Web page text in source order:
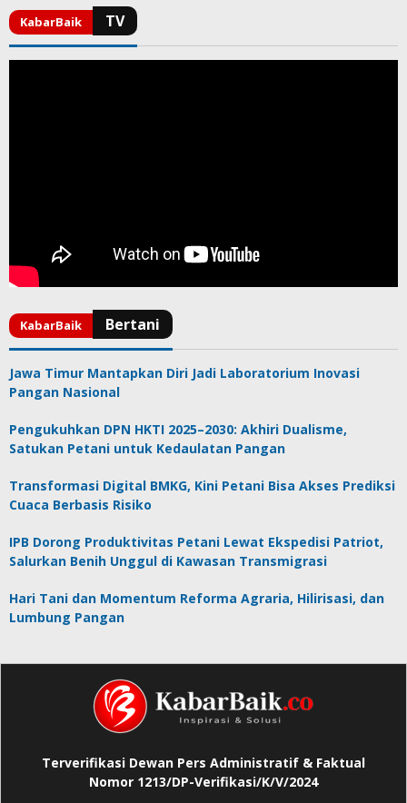
Jawa Timur Mantapkan Diri Jadi Laboratorium Inovasi
Pangan Nasional
Pengukuhkan DPN HKTI 2025–2030: Akhiri Dualisme,
Satukan Petani untuk Kedaulatan Pangan
Transformasi Digital BMKG, Kini Petani Bisa Akses Prediksi
Cuaca Berbasis Risiko
IPB Dorong Produktivitas Petani Lewat Ekspedisi Patriot,
Salurkan Benih Unggul di Kawasan Transmigrasi
Hari Tani dan Momentum Reforma Agraria, Hilirisasi, dan
Lumbung Pangan
Terverifikasi Dewan Pers Administratif & Faktual
Nomor 1213/DP-Verifikasi/K/V/2024